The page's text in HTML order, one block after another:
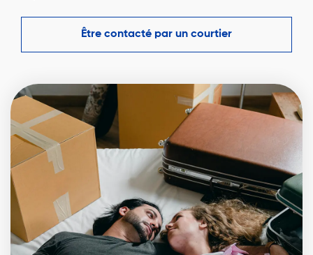
Être contacté par un courtier